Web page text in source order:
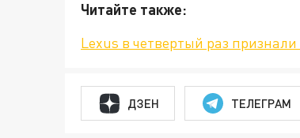
Читайте также:
Lexus в четвертый раз
ДЗЕН ТЕЛЕГРАМ